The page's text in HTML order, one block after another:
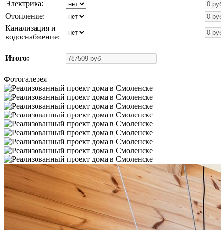
Электрика:
Отопление:
Канализация и
водоснабжение:
Итого:
Фотогалерея